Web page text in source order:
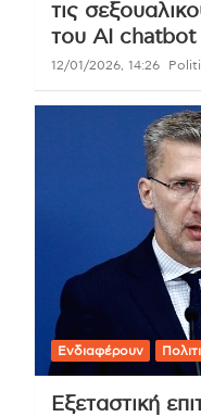
τις
του AI chatbot
12/01/2026, 14:26
Ενδιαφέρουν
Εξεταστική